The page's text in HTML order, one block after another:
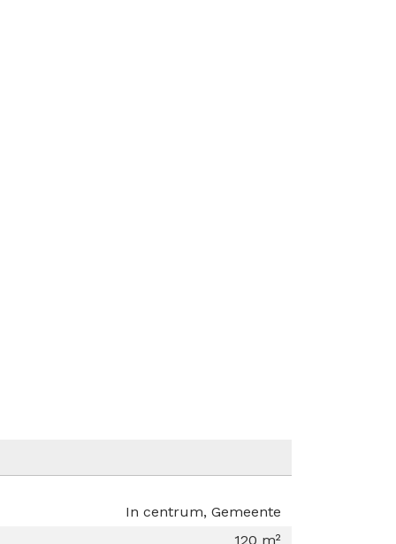
In centrum, Gemeente
120 m²